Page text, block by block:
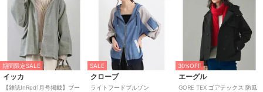
期間限定SALE
イッカ
【雑誌InRed1月号掲載】ブー
SALE
クローブ
ライトフードブルゾン
30%OFF
エーグル
GORE TEX ゴアテックス 防風